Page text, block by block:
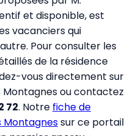
et disponible, est
vacanciers qui
Pour consulter les
de la résidence
vous directement sur
Montagnesou contactez
72. Notre fiche de
Montagnessur ce portail